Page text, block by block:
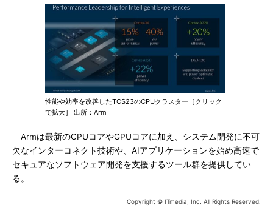
性能や効率を改善したTCS23のCPUクラスター［クリック
で拡大］ 出所：Arm
Armは最新のCPUコアやGPUコアに加え、システム開発に不可
欠なインターコネクト技術や、AIアプリケーションを始め高速で
セキュアなソフトウェア開発を支援するツール群を提供してい
る。
Copyright © ITmedia, Inc. All Rights Reserved.